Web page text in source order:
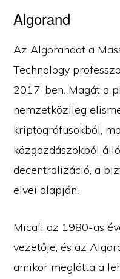
Algorand
Az Algorandot a
Technology
2017-ben. Magát a
nemzetközileg
kriptográfusokból,
közgazdászokból
decentralizáció, a
elvei alapján.
Micali az 1980-as
vezetője, és az
amikor meglátta a